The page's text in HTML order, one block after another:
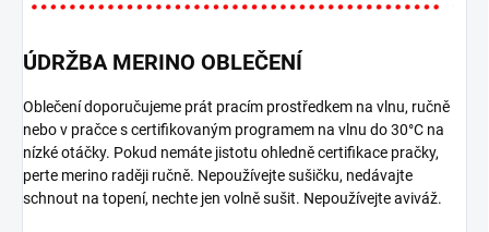
ÚDRŽBA MERINO OBLEČENÍ
Oblečení doporučujeme prát pracím prostředkem na vlnu, ručně
nebo v pračce s certifikovaným programem na vlnu do 30°C na
nízké otáčky. Pokud nemáte jistotu ohledně certifikace pračky,
perte merino raději ručně. Nepoužívejte sušičku, nedávajte
schnout na topení, nechte jen volně sušit. Nepoužívejte aviváž.